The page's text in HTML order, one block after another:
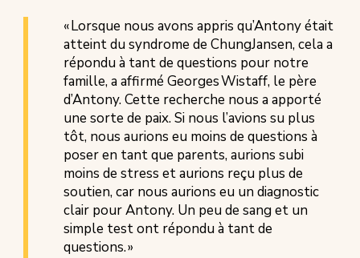
« Lorsque nous avons appris qu’Antony était
atteint du syndrome de ChungJansen, cela a
répondu à tant de questions pour notre
famille, a affirmé Georges Wistaff, le père
d’Antony. Cette recherche nous a apporté
une sorte de paix. Si nous l’avions su plus
tôt, nous aurions eu moins de questions à
poser en tant que parents, aurions subi
moins de stress et aurions reçu plus de
soutien, car nous aurions eu un diagnostic
clair pour Antony. Un peu de sang et un
simple test ont répondu à tant de
questions. »